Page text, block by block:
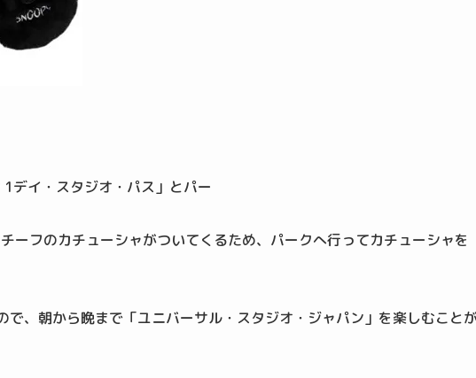
デイ・スタジオ・パス」とパー
ーフのカチューシャがついてくるため、パークへ行ってカチューシャを
で、朝から晩まで「ユニバーサル・スタジオ・ジャパン」を楽しむこと